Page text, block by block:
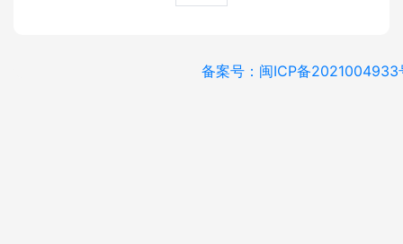
备案号：闽ICP备2021004933